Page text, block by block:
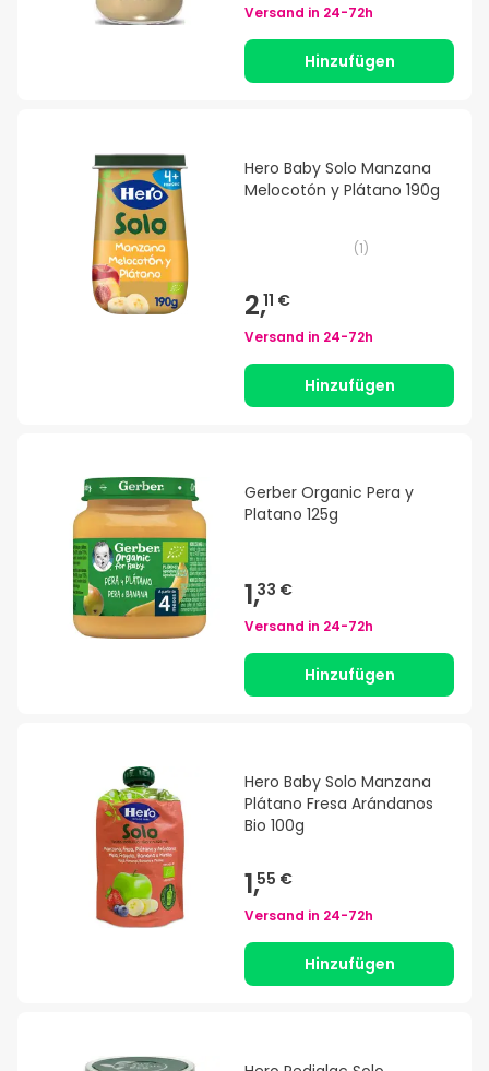
Versand in 24-72h
Hinzufügen
Hero Baby Solo Manzana
Melocotón y Plátano 190g
(1)
2,11 €
Versand in 24-72h
Hinzufügen
Gerber Organic Pera y
Platano 125g
1,33 €
Versand in 24-72h
Hinzufügen
Hero Baby Solo Manzana
Plátano Fresa Arándanos
Bio 100g
1,55 €
Versand in 24-72h
Hinzufügen